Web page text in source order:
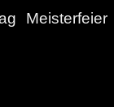
Meisterfeier